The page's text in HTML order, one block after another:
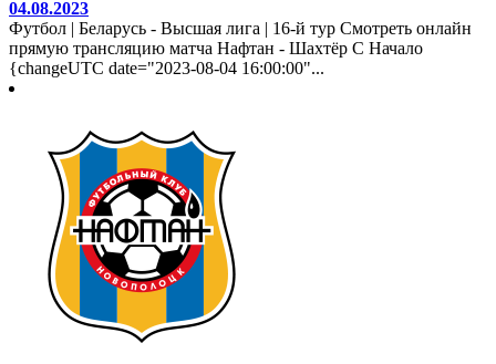
04.08.2023
Футбол | Беларусь - Высшая лига | 16-й тур Смотреть онлайн
прямую трансляцию матча Нафтан - Шахтёр С Начало
{changeUTC date="2023-08-04 16:00:00"...